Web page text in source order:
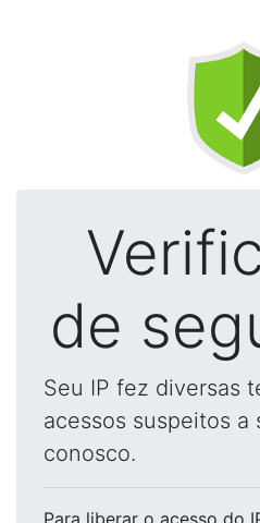
de
Seu IP fez diversas
acessos suspeitos a
conosco.
Para liberar o acesso do